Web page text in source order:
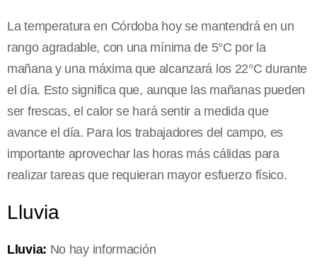
La temperatura en Córdoba hoy se mantendrá en un
rango agradable, con una mínima de 5°C por la
mañana y una máxima que alcanzará los 22°C durante
el día. Esto significa que, aunque las mañanas pueden
ser frescas, el calor se hará sentir a medida que
avance el día. Para los trabajadores del campo, es
importante aprovechar las horas más cálidas para
realizar tareas que requieran mayor esfuerzo físico.
Lluvia
Lluvia: No hay información